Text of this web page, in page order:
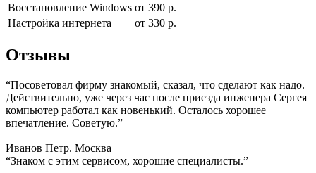
Восстановление Windows от 390 р.
Настройка интернета
от 330 р.
Отзывы
“Посоветовал фирму знакомый, сказал, что сделают как надо.
Действительно, уже через час после приезда инженера Сергея
компьютер работал как новенький. Осталось хорошее
впечатление. Советую.”
Иванов Петр. Москва
“Знаком с этим сервисом, хорошие специалисты.”